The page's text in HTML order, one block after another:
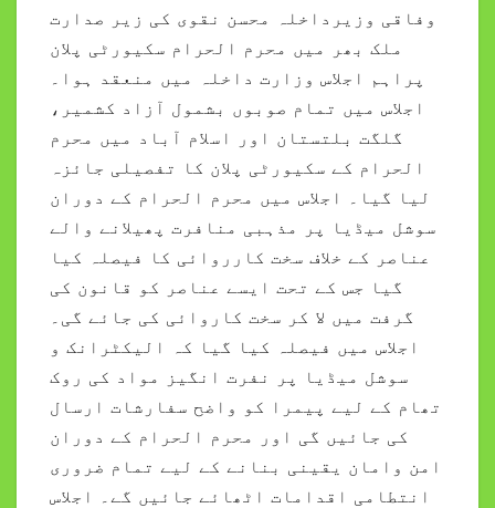
وفاقی وزیرداخلہ محسن نقوی کی زیر صدارت
ملک بھر میں محرم الحرام سکیورٹی پلان
پراہم اجلاس وزارت داخلہ میں منعقد ہوا۔
اجلاس میں تمام صوبوں بشمول آزاد کشمیر،
گلگت بلتستان اور اسلام آباد میں محرم
الحرام کے سکیورٹی پلان کا تفصیلی جائزہ
لیا گیا۔ اجلاس میں محرم الحرام کے دوران
سوشل میڈیا پر مذہبی منافرت پھیلانے والے
عناصر کے خلاف سخت کارروائی کا فیصلہ کیا
گیا جس کے تحت ایسے عناصر کو قانون کی
گرفت میں لا کر سخت کاروائی کی جائے گی۔
اجلاس میں فیصلہ کیا گیا کہ الیکٹرانک و
سوشل میڈیا پر نفرت انگیز مواد کی روک
تھام کے لیے پیمرا کو واضح سفارشات ارسال
کی جائیں گی اور محرم الحرام کے دوران
امن وامان یقینی بنانے کے لیے تمام ضروری
انتطامی اقدامات اٹھائے جائیں گے۔ اجلاس